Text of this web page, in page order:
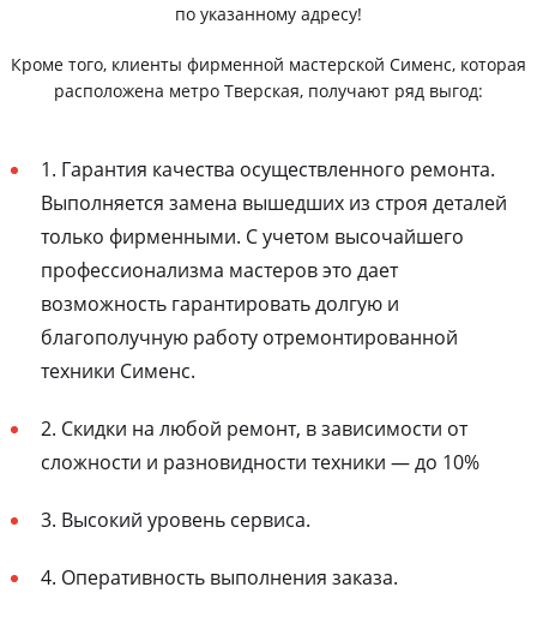
по указанному адресу!
Кроме того, клиенты фирменной мастерской Сименс, которая
расположена метро Тверская, получают ряд выгод:
1. Гарантия качества осуществленного ремонта.
Выполняется замена вышедших из строя деталей
только фирменными. С учетом высочайшего
профессионализма мастеров это дает
возможность гарантировать долгую и
благополучную работу отремонтированной
техники Сименс.
2. Скидки на любой ремонт, в зависимости от
сложности и разновидности техники — до 10%
3. Высокий уровень сервиса.
4. Оперативность выполнения заказа.